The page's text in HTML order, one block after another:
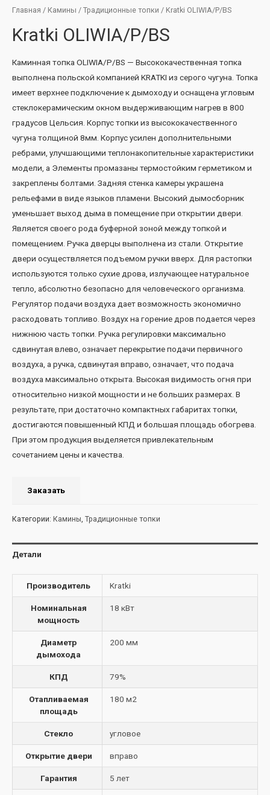
Главная / Камины / Традиционные топки / Kratki OLIWIA/P/BS
Kratki OLIWIA/P/BS
Каминная топка OLIWIA/P/BS — Высококачественная топка
выполнена польской компанией KRATKI из серого чугуна. Топка
имеет верхнее подключение к дымоходу и оснащена угловым
стеклокерамическим окном выдерживающим нагрев в 800
градусов Цельсия. Корпус топки из высококачественного
чугуна толщиной 8мм. Корпус усилен дополнительными
ребрами, улучшающими теплонакопительные характеристики
модели, а Элементы промазаны термостойким герметиком и
закреплены болтами. Задняя стенка камеры украшена
рельефами в виде языков пламени. Высокий дымосборник
уменьшает выход дыма в помещение при открытии двери.
Является своего рода буферной зоной между топкой и
помещением. Ручка дверцы выполнена из стали. Открытие
двери осуществляется подъемом ручки вверх. Для растопки
используются только сухие дрова, излучающее натуральное
тепло, абсолютно безопасно для человеческого организма.
Регулятор подачи воздуха дает возможность экономично
расходовать топливо. Воздух на горение дров подается через
нижнюю часть топки. Ручка регулировки максимально
сдвинутая влево, означает перекрытие подачи первичного
воздуха, а ручка, сдвинутая вправо, означает, что подача
воздуха максимально открыта. Высокая видимость огня при
относительно низкой мощности и не больших размерах. В
результате, при достаточно компактных габаритах топки,
достигаются повышенный КПД и большая площадь обогрева.
При этом продукция выделяется привлекательным
сочетанием цены и качества.
Заказать
Категории: Камины Традиционные топки
Детали
Производитель Kratki
Номинальная
мощность
18 кВт
Диаметр
дымохода
200 мм
КПД 79%
Отапливаемая
площадь
180 м2
Стекло угловое
Открытие двери вправо
Гарантия 5 лет